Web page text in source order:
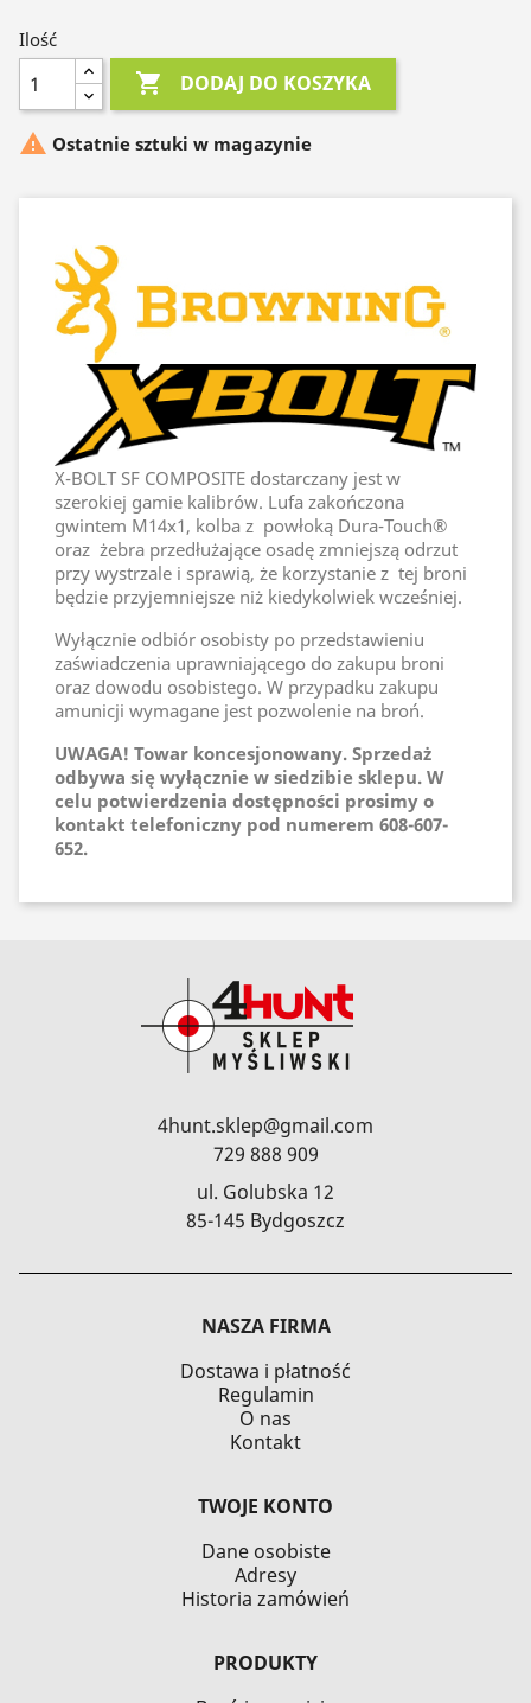
Ilość
 DODAJ DO KOSZYKA
 Ostatnie sztuki w magazynie
X-BOLT SF COMPOSITE dostarczany jest w
szerokiej gamie kalibrów. Lufa zakończona
gwintem M14x1, kolba z powłoką Dura-Touch®
oraz żebra przedłużające osadę zmniejszą odrzut
przy wystrzale i sprawią, że korzystanie z tej broni
będzie przyjemniejsze niż kiedykolwiek wcześniej.
Wyłącznie odbiór osobisty po przedstawieniu
zaświadczenia uprawniającego do zakupu broni
oraz dowodu osobistego. W przypadku zakupu
amunicji wymagane jest pozwolenie na broń.
UWAGA! Towar koncesjonowany. Sprzedaż
odbywa się wyłącznie w siedzibie sklepu. W
celu potwierdzenia dostępności prosimy o
kontakt telefoniczny pod numerem 608-607-
652.
4hunt.sklep@gmail.com
729 888 909
ul. Golubska 12
85-145 Bydgoszcz
NASZA FIRMA
Dostawa i płatność
Regulamin
O nas
Kontakt
TWOJE KONTO
Dane osobiste
Adresy
Historia zamówień
PRODUKTY